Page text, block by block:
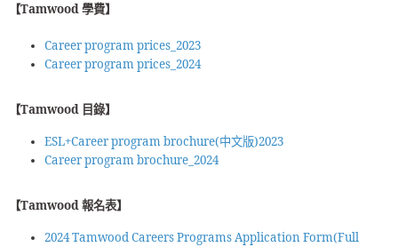
【Tamwood 學費】
Career program prices_2023
Career program prices_2024
【Tamwood 目錄】
ESL+Career program brochure(中文版)2023
Career program brochure_2024
【Tamwood 報名表】
2024 Tamwood Careers Programs Application Form(Full